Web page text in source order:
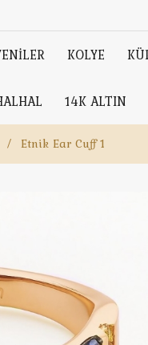
KOLYE
14K ALTIN
/ Etnik Ear Cuff 1